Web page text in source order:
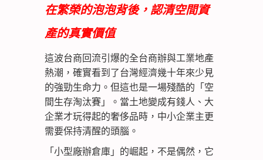
在繁榮的泡泡背後，認清空間資
產的真實價值
這波台商回流引爆的全台商辦與工業地產
熱潮，確實看到了台灣經濟幾十年來少見
的強勁生命力。但這也是一場殘酷的「空
間生存淘汰賽」。當土地變成有錢人、大
企業才玩得起的奢侈品時，中小企業主更
需要保持清醒的頭腦。
「小型廠辦倉庫」的崛起，不是偶然，它